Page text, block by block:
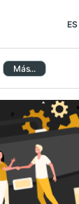
ES
Más...